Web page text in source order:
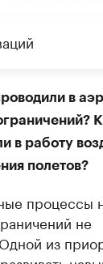
в
в работу
полетов?
процессы
не
из